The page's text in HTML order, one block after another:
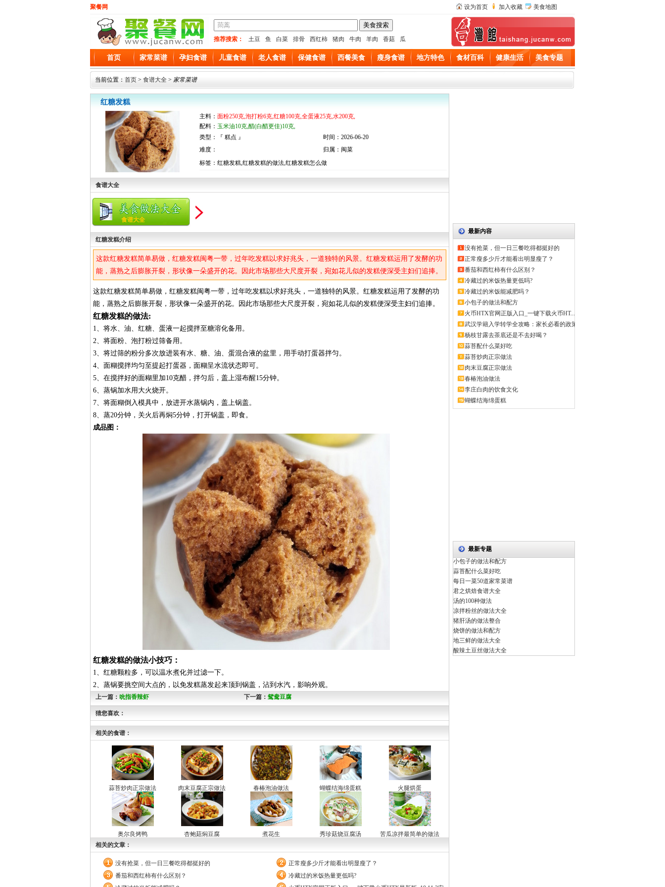
聚餐网 设为首页 加入收藏 美食地图
推荐搜索： 土豆 鱼 白菜 排骨 西红柿 猪肉 牛肉 羊肉 香菇 瓜
首页 家常菜谱 孕妇食谱 儿童食谱 老人食谱 保健食谱 西餐美食 瘦身食谱 地方特色 食材百科 健康生活 美食专题
当前位置： 首页 > 食谱大全 > 家常菜谱
红糖发糕
主料： 面粉250克,泡打粉6克,红糖100克,全蛋液25克,水200克,
配料： 玉米油10克,醋(白醋更佳)10克,
类型：『 糕点 』
时间：2026-06-20
难度：
归属：闽菜
标签：红糖发糕,红糖发糕的做法,红糖发糕怎么做
食谱大全
食谱大全
红糖发糕介绍
这款红糖发糕简单易做，红糖发糕闽粤一带，过年吃发糕以求好兆头，一道独特的风景。红糖发糕运用了发酵的功
能，蒸熟之后膨胀开裂，形状像一朵盛开的花。因此市场那些大尺度开裂，宛如花儿似的发糕便深受主妇们追捧。
这款红糖发糕简单易做，红糖发糕闽粤一带，过年吃发糕以求好兆头，一道独特的风景。红糖发糕运用了发酵的功
能，蒸熟之后膨胀开裂，形状像一朵盛开的花。因此市场那些大尺度开裂，宛如花儿似的发糕便深受主妇们追捧。
红糖发糕的做法:
1、将水、油、红糖、蛋液一起搅拌至糖溶化备用。
2、将面粉、泡打粉过筛备用。
3、将过筛的粉分多次放进装有水、糖、油、蛋混合液的盆里，用手动打蛋器拌匀。
4、面糊搅拌均匀至提起打蛋器，面糊呈水流状态即可。
5、在搅拌好的面糊里加10克醋，拌匀后，盖上湿布醒15分钟。
6、蒸锅加水用大火烧开。
7、将面糊倒入模具中，放进开水蒸锅内，盖上锅盖。
8、蒸20分钟，关火后再焖5分钟，打开锅盖，即食。
成品图：
红糖发糕的做法小技巧：
1、红糖颗粒多，可以温水煮化并过滤一下。
2、蒸锅要挑空间大点的，以免发糕蒸发起来顶到锅盖，沾到水汽，影响外观。
上一篇： 吮指香辣虾 下一篇： 鸳鸯豆腐
猜您喜欢：
相关的食谱：
蒜苔炒肉正宗做法 肉末豆腐正宗做法 春椿泡油做法 蝴蝶结海绵蛋糕 火腿烘蛋
奥尔良烤鸭 杏鲍菇焖豆腐 煮花生 秀珍菇烧豆腐汤
苦瓜凉拌最简单的做法
相关的文章：
没有抢菜，但一日三餐吃得都挺好的
正常瘦多少斤才能看出明显瘦了？
番茄和西红柿有什么区别？
冷藏过的米饭热量更低吗?
最新内容
没有抢菜，但一日三餐吃得都挺好的
正常瘦多少斤才能看出明显瘦了？
番茄和西红柿有什么区别？
冷藏过的米饭热量更低吗?
冷藏过的米饭能减肥吗？
小包子的做法和配方
火币HTX官网正版入口_一键下载火币HT...
武汉学籍入学转学全攻略：家长必看的政策
解...
杨枝甘露去茶底还是不去好喝？
蒜苔配什么菜好吃
蒜苔炒肉正宗做法
肉末豆腐正宗做法
春椿泡油做法
李庄白肉的饮食文化
蝴蝶结海绵蛋糕
最新专题
小包子的做法和配方
蒜苔配什么菜好吃
每日一菜50道家常菜谱
君之烘焙食谱大全
汤的100种做法
凉拌粉丝的做法大全
猪肝汤的做法整合
烧饼的做法和配方
地三鲜的做法大全
酸辣土豆丝做法大全